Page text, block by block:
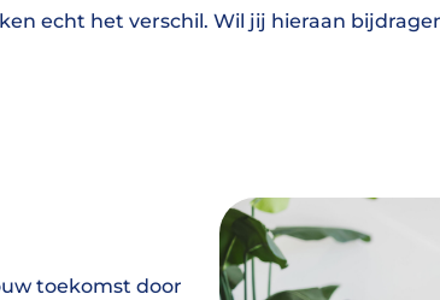
echt het verschil. Wil jij hieraan
toekomst door